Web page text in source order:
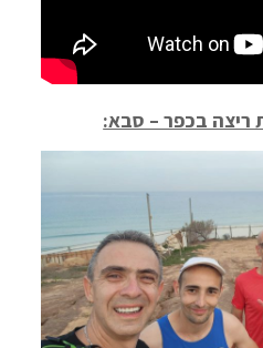
ריצה בכפר – סבא: